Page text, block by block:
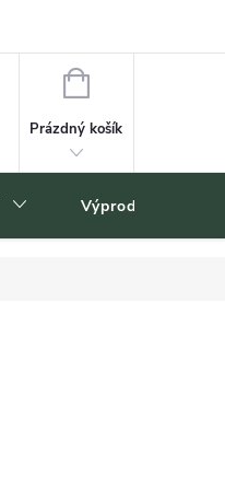
NÁKUPNÍ
Prázdný košík
Výprodej